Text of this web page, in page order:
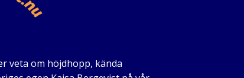
veta om höjdhopp, kända